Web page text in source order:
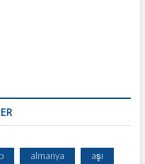
almanya aşı